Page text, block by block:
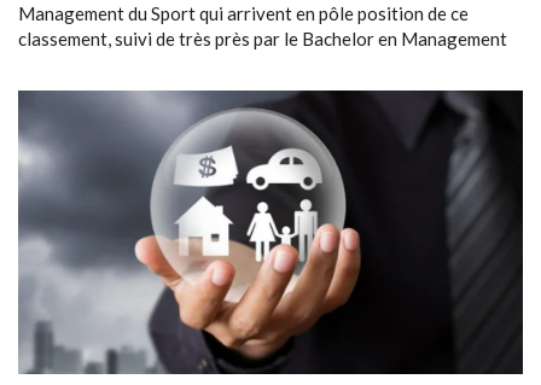
Management du Sport qui arrivent en pôle position de ce
classement, suivi de très près par le Bachelor en Management